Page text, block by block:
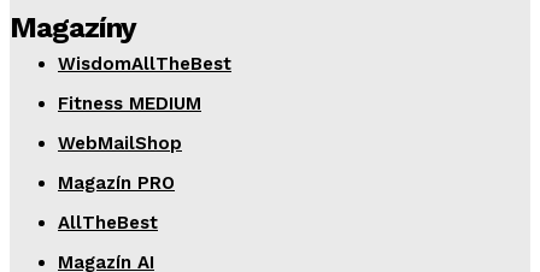
Magazíny
WisdomAllTheBest
Fitness MEDIUM
WebMailShop
Magazín PRO
AllTheBest
Magazín AI